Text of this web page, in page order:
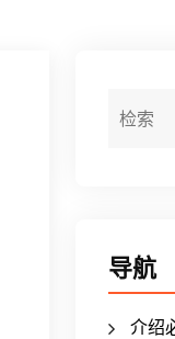
导航
介绍